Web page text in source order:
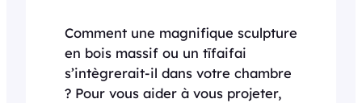
Comment une magnifique sculpture
en bois massif ou un tīfaifai
s’intègrerait-il dans votre chambre
? Pour vous aider à vous projeter,